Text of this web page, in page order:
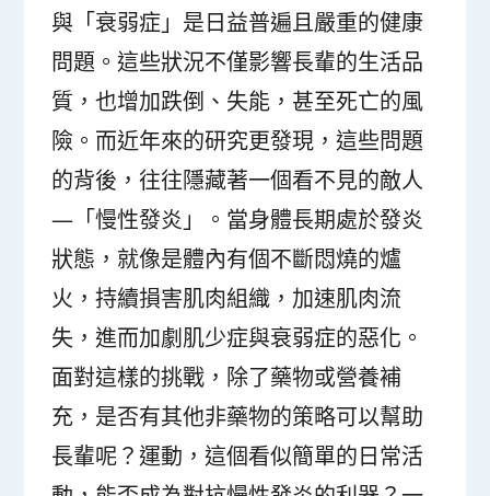
與「衰弱症」是日益普遍且嚴重的健康
問題。這些狀況不僅影響長輩的生活品
質，也增加跌倒、失能，甚至死亡的風
險。而近年來的研究更發現，這些問題
的背後，往往隱藏著一個看不見的敵人
—「慢性發炎」。當身體長期處於發炎
狀態，就像是體內有個不斷悶燒的爐
火，持續損害肌肉組織，加速肌肉流
失，進而加劇肌少症與衰弱症的惡化。
面對這樣的挑戰，除了藥物或營養補
充，是否有其他非藥物的策略可以幫助
長輩呢？運動，這個看似簡單的日常活